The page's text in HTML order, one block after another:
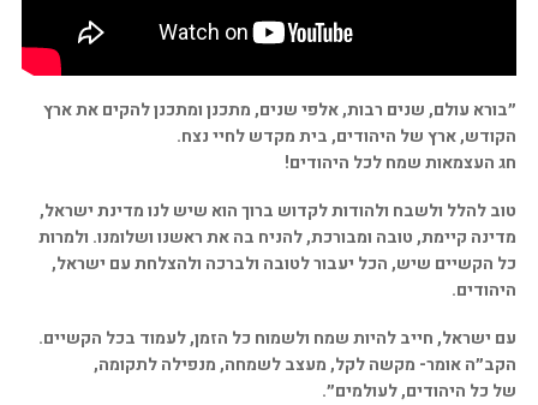
״בורא עולם, שנים רבות, אלפי שנים, מתכנן ומתכנן להקים את ארץ
הקודש, ארץ של היהודים, בית מקדש לחיי נצח.
חג העצמאות שמח לכל היהודים!
טוב להלל ולשבח ולהודות לקדוש ברוך הוא שיש לנו מדינת ישראל,
מדינה קיימת, טובה ומבורכת, להניח בה את ראשנו ושלומנו. ולמרות
כל הקשיים שיש, הכל יעבור לטובה ולברכה ולהצלחת עם ישראל,
היהודים.
עם ישראל, חייב להיות שמח ולשמוח כל הזמן, לעמוד בכל הקשיים.
הקב״ה אומר- מקשה לקל, מעצב לשמחה, מנפילה לתקומה,
של כל היהודים, לעולמים״.